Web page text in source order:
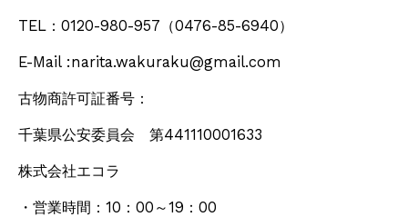
TEL：0120-980-957 （0476-85-6940）
E-Mail :narita.wakuraku@gmail.com
古物商許可証番号：
千葉県公安委員会 第441110001633
株式会社エコラ
・営業時間：10：00～19：00